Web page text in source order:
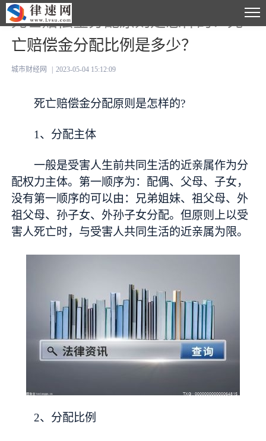
死亡赔偿金分配原则是怎样的？死
亡赔偿金分配比例是多少？
城市财经网 2023-05-04 15:12:09
死亡赔偿金分配原则是怎样的?
1、分配主体
一般是受害人生前共同生活的近亲属作为分
配权力主体。第一顺序为：配偶、父母、子女，
没有第一顺序的可以由：兄弟姐妹、祖父母、外
祖父母、孙子女、外孙子女分配。但原则上以受
害人死亡时，与受害人共同生活的近亲属为限。
2、分配比例